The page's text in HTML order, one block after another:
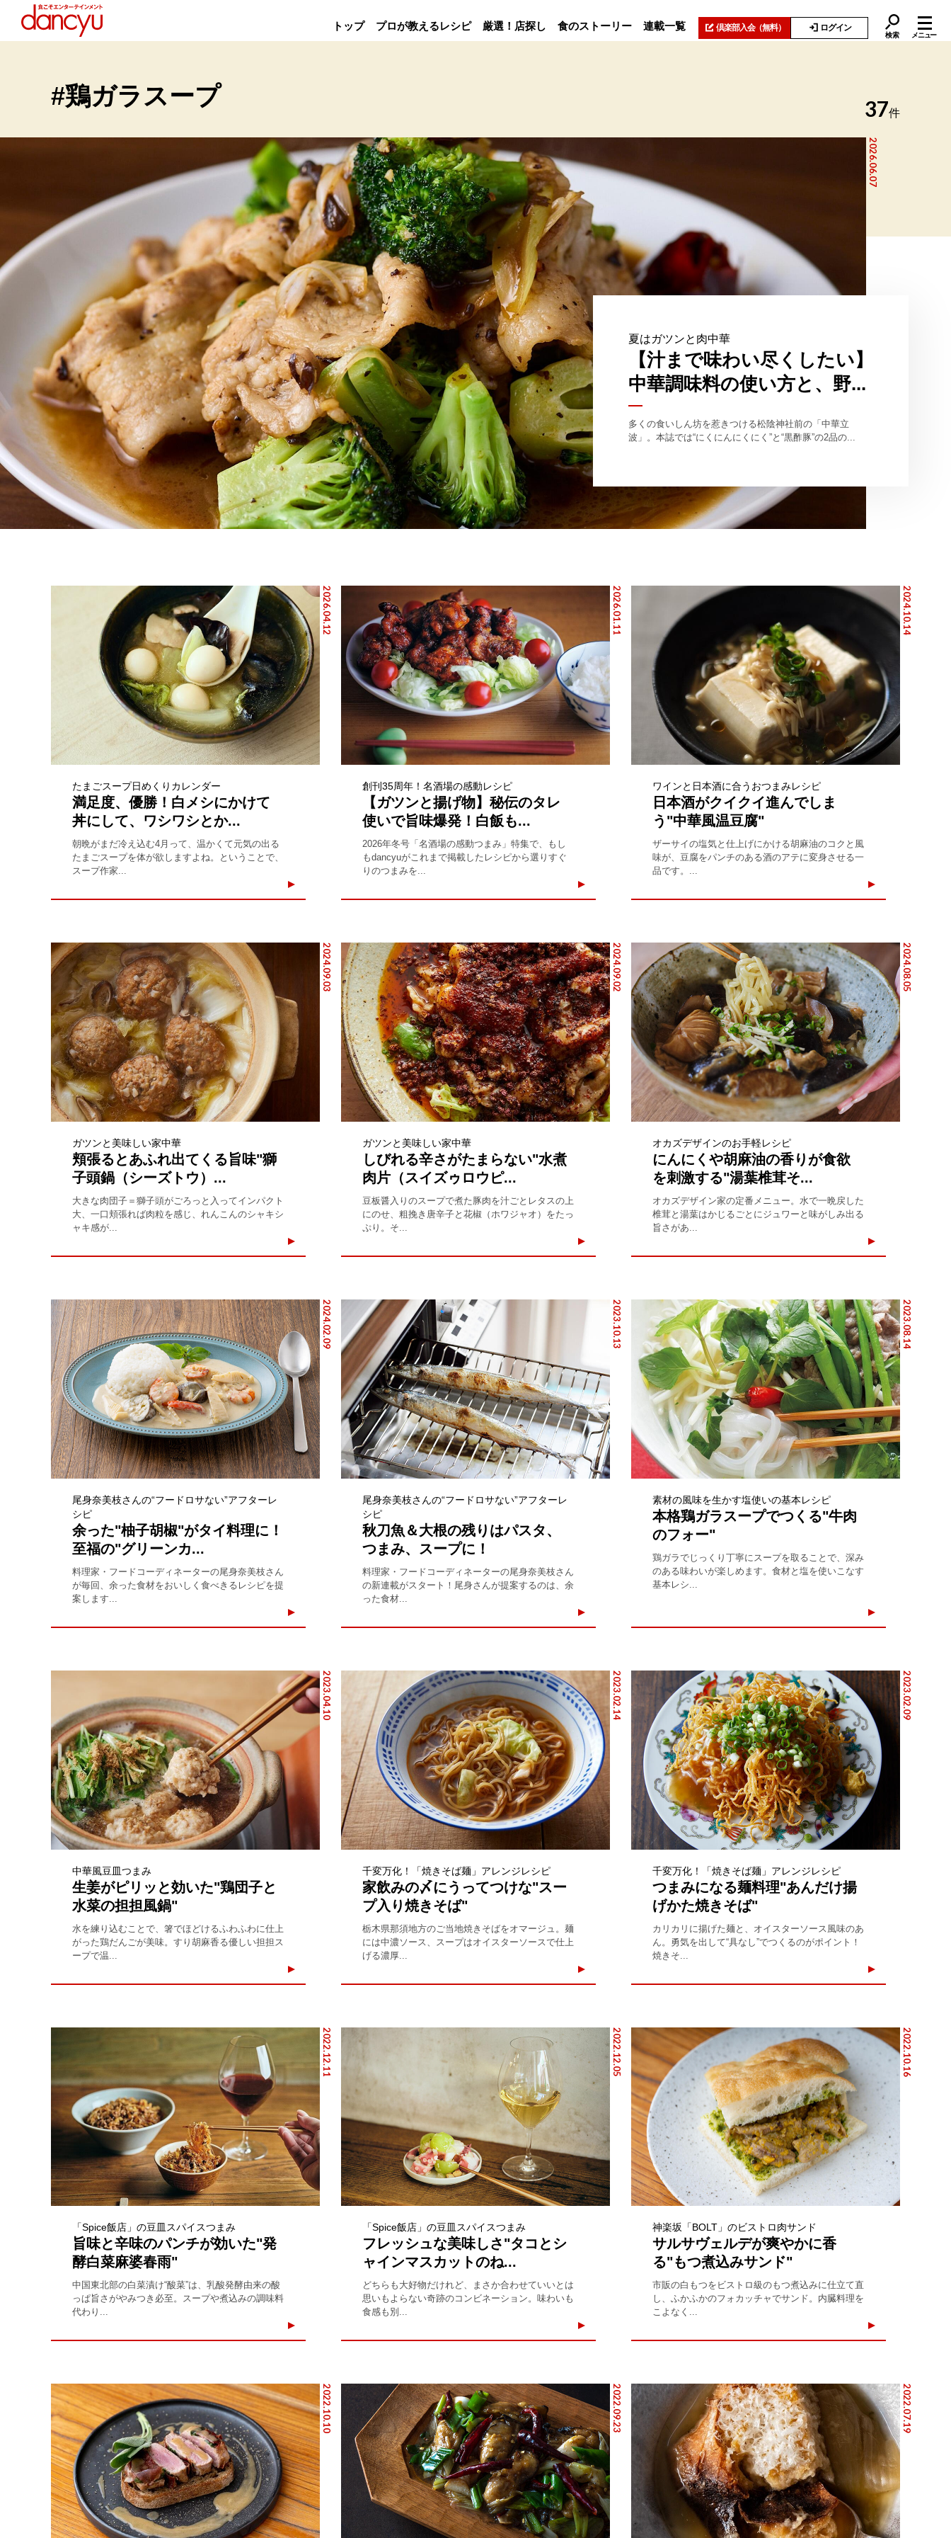
トップ プロが教えるレシピ 厳選！店探し 食のストーリー 連載一覧 倶楽部入会（無料） ログイン
検索 メニュー
#鶏ガラスープ 37件
2026.06.07
夏はガツンと肉中華
【汁まで味わい尽くしたい】
中華調味料の使い方と、野...
多くの食いしん坊を惹きつける松陰神社前の「中華立
波」。本誌では“にくにんにくにく”と“黒酢豚”の2品の...
2026.04.12
たまごスープ日めくりカレンダー
満足度、優勝！白メシにかけて
丼にして、ワシワシとか...
朝晩がまだ冷え込む4月って、温かくて元気の出る
たまごスープを体が欲しますよね。ということで、
スープ作家...
2026.01.11
創刊35周年！名酒場の感動レシピ
【ガツンと揚げ物】秘伝のタレ
使いで旨味爆発！白飯も...
2026年冬号「名酒場の感動つまみ」特集で、もし
もdancyuがこれまで掲載したレシピから選りすぐ
りのつまみを...
2024.10.14
ワインと日本酒に合うおつまみレシピ
日本酒がクイクイ進んでしま
う"中華風温豆腐"
ザーサイの塩気と仕上げにかける胡麻油のコクと風
味が、豆腐をパンチのある酒のアテに変身させる一
品です。...
2024.09.03
ガツンと美味しい家中華
頬張るとあふれ出てくる旨味"獅
子頭鍋（シーズトウ）...
大きな肉団子＝獅子頭がごろっと入ってインパクト
大、一口頬張れば肉粒を感じ、れんこんのシャキシ
ャキ感が...
2024.09.02
ガツンと美味しい家中華
しびれる辛さがたまらない"水煮
肉片（スイズゥロウピ...
豆板醤入りのスープで煮た豚肉を汁ごとレタスの上
にのせ、粗挽き唐辛子と花椒（ホワジャオ）をたっ
ぷり。そ...
2024.08.05
オカズデザインのお手軽レシピ
にんにくや胡麻油の香りが食欲
を刺激する"湯葉椎茸そ...
オカズデザイン家の定番メニュー。水で一晩戻した
椎茸と湯葉はかじるごとにジュワーと味がしみ出る
旨さがあ...
2024.02.09
尾身奈美枝さんの“フードロサない”アフターレ
シピ
余った"柚子胡椒"がタイ料理に！
至福の"グリーンカ...
料理家・フードコーディネーターの尾身奈美枝さん
が毎回、余った食材をおいしく食べきるレシピを提
案します...
2023.10.13
尾身奈美枝さんの“フードロサない”アフターレ
シピ
秋刀魚＆大根の残りはパスタ、
つまみ、スープに！
料理家・フードコーディネーターの尾身奈美枝さん
の新連載がスタート！尾身さんが提案するのは、余
った食材...
2023.08.14
素材の風味を生かす塩使いの基本レシピ
本格鶏ガラスープでつくる"牛肉
のフォー"
鶏ガラでじっくり丁寧にスープを取ることで、深み
のある味わいが楽しめます。食材と塩を使いこなす
基本レシ...
2023.04.10
中華風豆皿つまみ
生姜がピリッと効いた"鶏団子と
水菜の担担風鍋"
水を練り込むことで、箸でほどけるふわふわに仕上
がった鶏だんごが美味。すり胡麻香る優しい担担ス
ープで温...
2023.02.14
千変万化！「焼きそば麺」アレンジレシピ
家飲みの〆にうってつけな"スー
プ入り焼きそば"
栃木県那須地方のご当地焼きそばをオマージュ。麺
には中濃ソース、スープはオイスターソースで仕上
げる濃厚...
2023.02.09
千変万化！「焼きそば麺」アレンジレシピ
つまみになる麺料理"あんだけ揚
げかた焼きそば"
カリカリに揚げた麺と、オイスターソース風味のあ
ん。勇気を出して“具なし”でつくるのがポイント！
焼きそ...
2022.12.11
「Spice飯店」の豆皿スパイスつまみ
旨味と辛味のパンチが効いた"発
酵白菜麻婆春雨"
中国東北部の白菜漬け“酸菜”は、乳酸発酵由来の酸
っぱ旨さがやみつき必至。スープや煮込みの調味料
代わり...
2022.12.05
「Spice飯店」の豆皿スパイスつまみ
フレッシュな美味しさ"タコとシ
ャインマスカットのね...
どちらも大好物だけれど、まさか合わせていいとは
思いもよらない奇跡のコンビネーション。味わいも
食感も別...
2022.10.16
神楽坂「BOLT」のビストロ肉サンド
サルサヴェルデが爽やかに香
る"もつ煮込みサンド"
市販の白もつをビストロ級のもつ煮込みに仕立て直
し、ふかふかのフォカッチャでサンド。内臓料理を
こよなく...
2022.10.10 2022.09.23 2022.07.19